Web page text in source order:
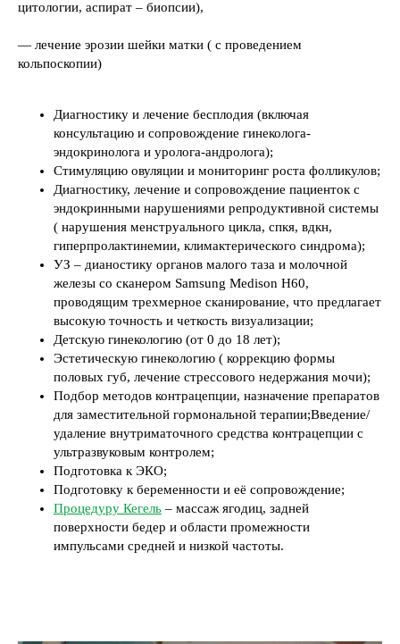
цитологии, аспират – биопсии),
— лечение эрозии шейки матки ( с проведением
кольпоскопии)
Диагностику и лечение бесплодия (включая
консультацию и сопровождение гинеколога-
эндокринолога и уролога-андролога);
Стимуляцию овуляции и мониторинг роста фолликулов;
Диагностику, лечение и сопровождение пациенток с
эндокринными нарушениями репродуктивной системы
( нарушения менструального цикла, спкя, вдкн,
гиперпролактинемии, климактерического синдрома);
УЗ – дианостику органов малого таза и молочной
железы со сканером Samsung Medison H60,
проводящим трехмерное сканирование, что предлагает
высокую точность и четкость визуализации;
Детскую гинекологию (от 0 до 18 лет);
Эстетическую гинекологию ( коррекцию формы
половых губ, лечение стрессового недержания мочи);
Подбор методов контрацепции, назначение препаратов
для заместительной гормональной терапии;Введение/
удаление внутриматочного средства контрацепции с
ультразвуковым контролем;
Подготовка к ЭКО;
Подготовку к беременности и её сопровождение;
Процедуру Кегель – массаж ягодиц, задней
поверхности бедер и области промежности
импульсами средней и низкой частоты.